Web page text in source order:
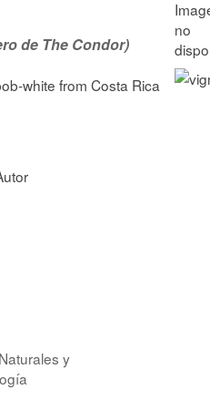
de The Condor)
white from Costa Rica
y